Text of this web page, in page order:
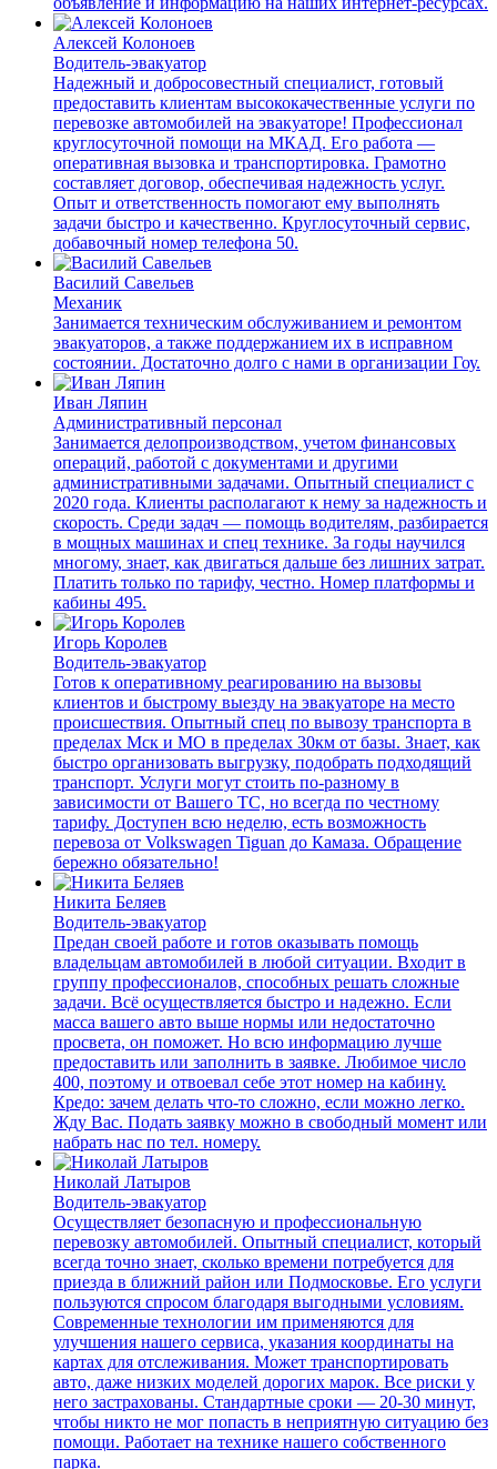
Алексей Колоноев
Водитель-эвакуатор
Надежный и добросовестный специалист, готовый
предоставить клиентам высококачественные услуги по
перевозке автомобилей на эвакуаторе! Профессионал
круглосуточной помощи на МКАД. Его работа —
оперативная вызовка и транспортировка. Грамотно
составляет договор, обеспечивая надежность услуг.
Опыт и ответственность помогают ему выполнять
задачи быстро и качественно. Круглосуточный сервис,
добавочный номер телефона 50.
Василий Савельев
Механик
Занимается техническим обслуживанием и ремонтом
эвакуаторов, а также поддержанием их в исправном
состоянии. Достаточно долго с нами в организации Гоу.
Иван Ляпин
Административный персонал
Занимается делопроизводством, учетом финансовых
операций, работой с документами и другими
административными задачами. Опытный специалист с
2020 года. Клиенты располагают к нему за надежность и
скорость. Среди задач — помощь водителям, разбирается
в мощных машинах и спец технике. За годы научился
многому, знает, как двигаться дальше без лишних затрат.
Платить только по тарифу, честно. Номер платформы и
кабины 495.
Игорь Королев
Водитель-эвакуатор
Готов к оперативному реагированию на вызовы
клиентов и быстрому выезду на эвакуаторе на место
происшествия. Опытный спец по вывозу транспорта в
пределах Мск и МО в пределах 30км от базы. Знает, как
быстро организовать выгрузку, подобрать подходящий
транспорт. Услуги могут стоить по-разному в
зависимости от Вашего ТС, но всегда по честному
тарифу. Доступен всю неделю, есть возможность
перевоза от Volkswagen Tiguan до Камаза. Обращение
бережно обязательно!
Никита Беляев
Водитель-эвакуатор
Предан своей работе и готов оказывать помощь
владельцам автомобилей в любой ситуации. Входит в
группу профессионалов, способных решать сложные
задачи. Всё осуществляется быстро и надежно. Если
масса вашего авто выше нормы или недостаточно
просвета, он поможет. Но всю информацию лучше
предоставить или заполнить в заявке. Любимое число
400, поэтому и отвоевал себе этот номер на кабину.
Кредо: зачем делать что-то сложно, если можно легко.
Жду Вас. Подать заявку можно в свободный момент или
набрать нас по тел. номеру.
Николай Латыров
Водитель-эвакуатор
Осуществляет безопасную и профессиональную
перевозку автомобилей. Опытный специалист, который
всегда точно знает, сколько времени потребуется для
приезда в ближний район или Подмосковье. Его услуги
пользуются спросом благодаря выгодными условиям.
Современные технологии им применяются для
улучшения нашего сервиса, указания координаты на
картах для отслеживания. Может транспортировать
авто, даже низких моделей дорогих марок. Все риски у
него застрахованы. Стандартные сроки — 20-30 минут,
чтобы никто не мог попасть в неприятную ситуацию без
помощи. Работает на технике нашего собственного
парка.